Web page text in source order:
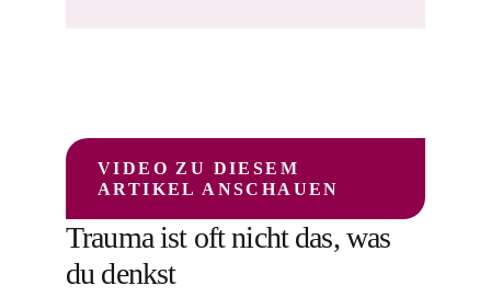
VIDEO ZU DIESEM
ARTIKEL ANSCHAUEN
Trauma ist oft nicht das, was
du denkst